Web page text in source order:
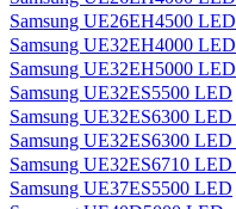
Samsung UE26EH4500 LED
Samsung UE32EH4000 LED
Samsung UE32EH5000 LED
Samsung UE32ES5500 LED
Samsung UE32ES6300
Samsung UE32ES6300
Samsung UE32ES6710
Samsung UE37ES5500 LED